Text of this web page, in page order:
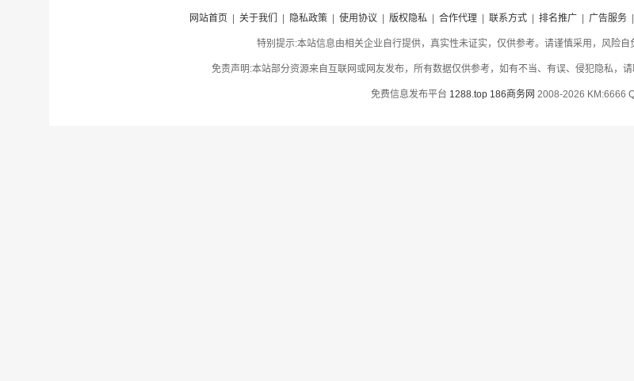
网站首页 关于我们 隐私政策| 使用协议 版权隐私| 合作代理| 联系方式| 排名推广| 广告服务|
特别提示:本站信息由相关企业自行提供，真实性未证实，仅供参考。请谨慎采用，风险
免责声明:本站部分资源来自互联网或网友发布，所有数据仅供参考，如有不当、有误、侵犯隐私，
免费信息发布平台 1288.top 186商务网 2008-2026 KM:6666